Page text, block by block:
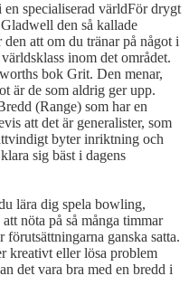
För drygt
den så kallade
att om du tränar på något i
inom det området.
bok Grit. Den menar,
är de som aldrig ger upp.
(Range) som har en
att det är generalister, som
byter inriktning och
sig bäst i dagens
lära dig spela bowling,
nöta på så många timmar
ganska satta.
kreativt eller lösa problem
det vara bra med en bredd i